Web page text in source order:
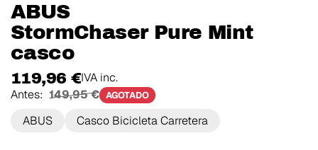
ABUS
StormChaser Pure Mint
casco
119,96 €IVA inc.
Antes: 149,95 € AGOTADO
ABUS Casco Bicicleta Carretera